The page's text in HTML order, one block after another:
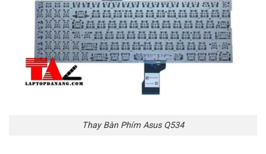
Thay Bàn Phím Asus Q534